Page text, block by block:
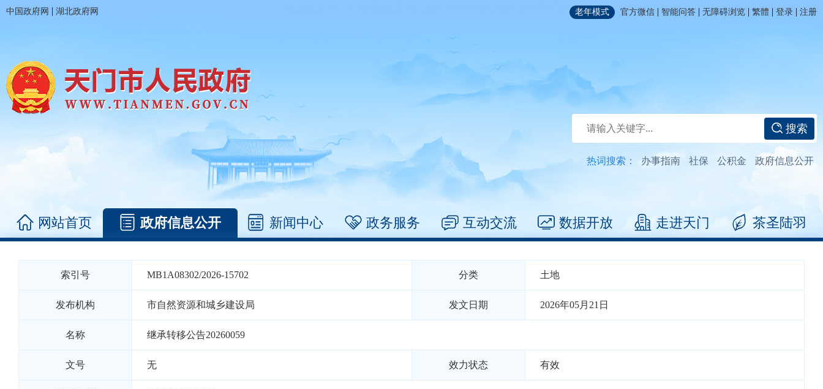
中国政府网 | 湖北政府网 老年模式 官方微信 | 智能问答 | 无障碍浏览 | 繁體 | 登录 | 注册
搜索
热词搜索： 办事指南 社保 公积金 政府信息公开
网站首页 政府信息公开 新闻中心 政务服务 互动交流 数据开放 走进天门 茶圣陆羽
索引号 MB1A08302/2026-15702 分类 土地
发布机构 市自然资源和城乡建设局 发文日期 2026年05月21日
名称 继承转移公告20260059
文号 无 效力状态 有效